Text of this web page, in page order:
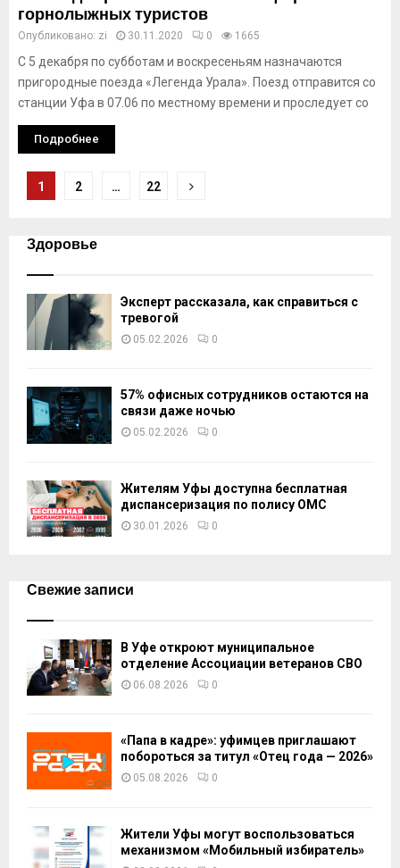
горнолыжных туристов
Опубликовано: zi 30.11.2020 0 1665
С 5 декабря по субботам и воскресеньям назначаются
пригородные поезда «Легенда Урала». Поезд отправится со
станции Уфа в 07.06 по местному времени и проследует со
Подробнее
Навигация
записям
1 2 … 22
Здоровье
Эксперт рассказала, как справиться с
тревогой
05.02.2026 0
57% офисных сотрудников остаются на
связи даже ночью
05.02.2026 0
Жителям Уфы доступна бесплатная
диспансеризация по полису ОМС
30.01.2026 0
Свежие записи
В Уфе откроют муниципальное
отделение Ассоциации ветеранов СВО
06.08.2026 0
«Папа в кадре»: уфимцев приглашают
побороться за титул «Отец года — 2026»
05.08.2026 0
Жители Уфы могут воспользоваться
механизмом «Мобильный избиратель»